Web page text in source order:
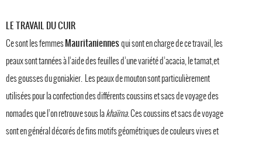
LE TRAVAIL DU CUIR
Ce sont les femmes Mauritaniennesqui sont en charge de ce travail, les
peaux sont tannées à l’aide des feuilles d’une variété d’acacia, le tamat,et
des gousses du goniakier. Les peaux de mouton sont particulièrement
utilisées pour la confection des différents coussins et sacs de voyage des
nomades que l’on retrouve sous lakhaïma.Ces coussins et sacs de voyage
sont en général décorés de fins motifs géométriques de couleurs vives et